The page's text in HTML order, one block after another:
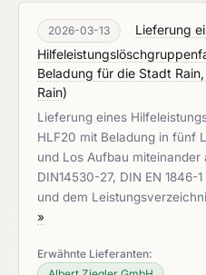
2026-03-13
Lieferung
Beladung für die Stadt
Rain)
Lieferung eines
HLF20 mit Beladung in fünf
und Los Aufbau miteinander
DIN14530-27, DIN EN 1846-
und dem
»
Erwähnte Lieferanten: